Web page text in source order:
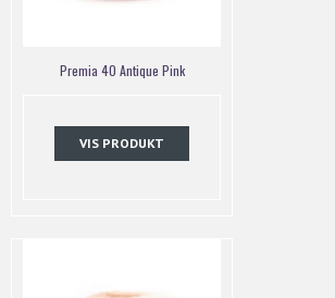
Premia 40 Antique Pink
VIS PRODUKT